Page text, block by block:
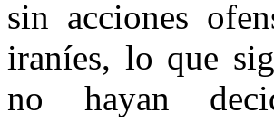
sin acciones
iraníes, lo que
no hayan